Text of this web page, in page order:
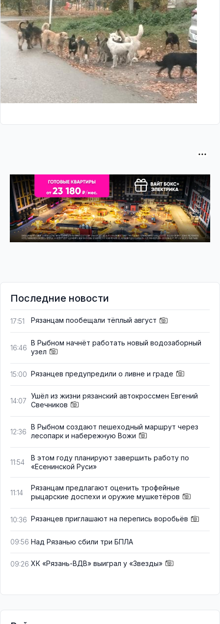
Последние новости
17:51 Рязанцам пообещали тёплый август
16:46
В Рыбном начнёт работать новый водозаборный
узел
15:00 Рязанцев предупредили о ливне и граде
14:07
Ушёл из жизни рязанский автокроссмен Евгений
Свечников
12:36
В Рыбном создают пешеходный маршрут через
лесопарк и набережную Вожи
11:54
В этом году планируют завершить работу по
«Есенинской Руси»
11:14
Рязанцам предлагают оценить трофейные
рыцарские доспехи и оружие мушкетёров
10:36 Рязанцев приглашают на перепись воробьёв
09:56 Над Рязанью сбили три БПЛА
09:26 ХК «Рязань-ВДВ» выиграл у «Звезды»